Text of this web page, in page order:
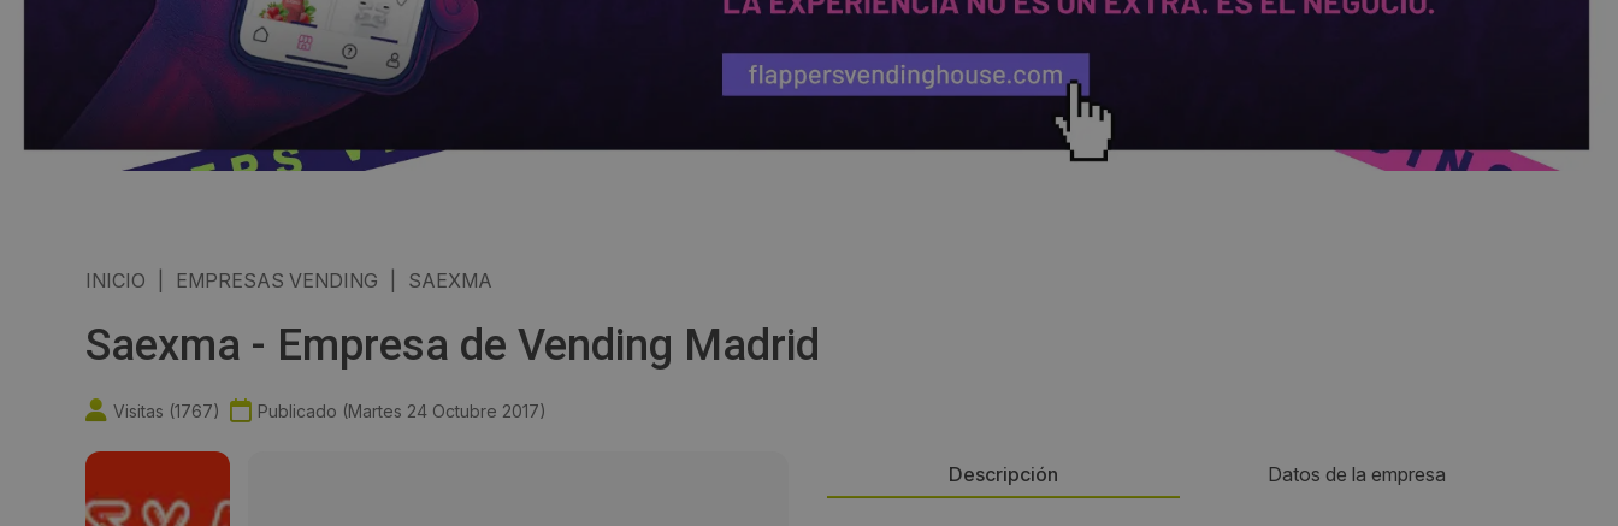
INICIO EMPRESAS VENDING SAEXMA
Saexma - Empresa de Vending Madrid
Visitas (1767) Publicado (Martes 24 Octubre 2017)
Descripción Datos de la empresa